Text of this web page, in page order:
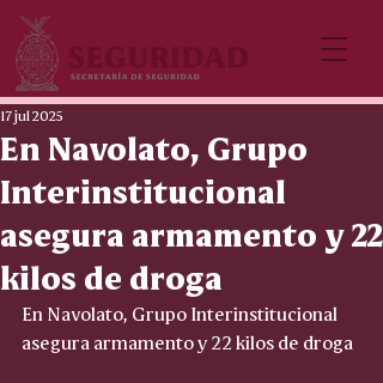
En Navolato, Grupo
Interinstitucional
asegura armamento y 22
kilos de droga
17 jul 2025
En Navolato, Grupo Interinstitucional
asegura armamento y 22 kilos de droga